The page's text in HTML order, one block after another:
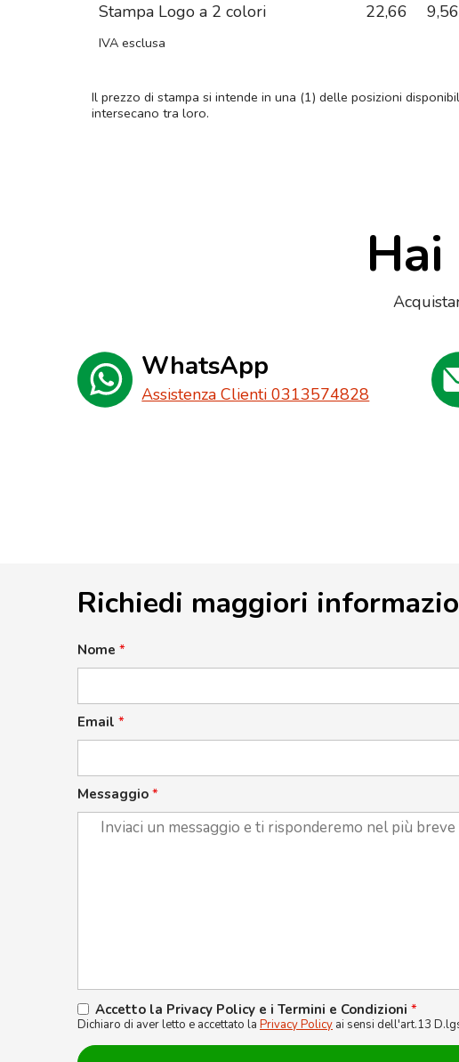
Stampa Logo a 2 colori
22,66 9,56
IVA esclusa
Il prezzo di stampa si intende in una (1) delle posizioni
intersecano tra loro.
WhatsApp
Assistenza Clienti 0313574828
Richiedi maggiori
Nome *
Email *
Messaggio *
Accetto la Privacy Policy e i Termini e Condizioni *
Dichiaro di aver letto e accettato la Privacy Policy ai sensi dell'art.13